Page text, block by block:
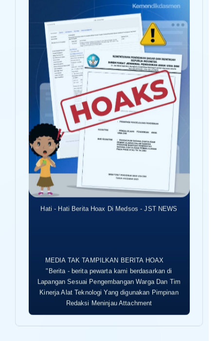
Hati - Hati Berita Hoax Di Medsos - JST NEWS
MEDIA TAK TAMPILKAN BERITA HOAX
"Berita - berita pewarta kami berdasarkan di
Lapangan Sesuai Pengembangan Warga Dan Tim
Kinerja Alat Teknologi Yang digunakan Pimpinan
Redaksi Meninjau Attachment